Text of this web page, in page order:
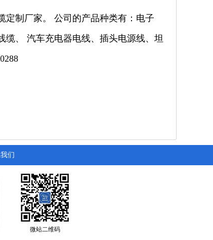
定制厂家。 公司的产品种类有：电子
、 汽车充电器电线、插头电源线、坦
们
微站二维码